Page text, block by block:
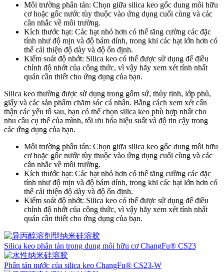
Môi trường phân tán: Chọn giữa silica keo gốc dung môi hữu
cơ hoặc gốc nước tùy thuộc vào ứng dụng cuối cùng và các
cân nhắc về môi trường.
Kích thước hạt: Các hạt nhỏ hơn có thể tăng cường các đặc
tính như độ mịn và độ bám dính, trong khi các hạt lớn hơn có
thể cải thiện độ dày và độ ổn định.
Kiểm soát độ nhớt: Silica keo có thể được sử dụng để điều
chỉnh độ nhớt của công thức, vì vậy hãy xem xét tính nhất
quán cần thiết cho ứng dụng của bạn.
Silica keo thường được sử dụng trong gốm sứ, thủy tinh, lớp phủ,
giấy và các sản phẩm chăm sóc cá nhân. Bằng cách xem xét cẩn
thận các yếu tố sau, bạn có thể chọn silica keo phù hợp nhất cho
nhu cầu cụ thể của mình, tối ưu hóa hiệu suất và độ tin cậy trong
các ứng dụng của bạn.
Môi trường phân tán: Chọn giữa silica keo gốc dung môi hữu
cơ hoặc gốc nước tùy thuộc vào ứng dụng cuối cùng và các
cân nhắc về môi trường.
Kích thước hạt: Các hạt nhỏ hơn có thể tăng cường các đặc
tính như độ mịn và độ bám dính, trong khi các hạt lớn hơn có
thể cải thiện độ dày và độ ổn định.
Kiểm soát độ nhớt: Silica keo có thể được sử dụng để điều
chỉnh độ nhớt của công thức, vì vậy hãy xem xét tính nhất
quán cần thiết cho ứng dụng của bạn.
Silica keo phân tán trong dung môi hữu cơ ChangFu® CS23
Phân tán nước của silica keo ChangFu® CS23-W